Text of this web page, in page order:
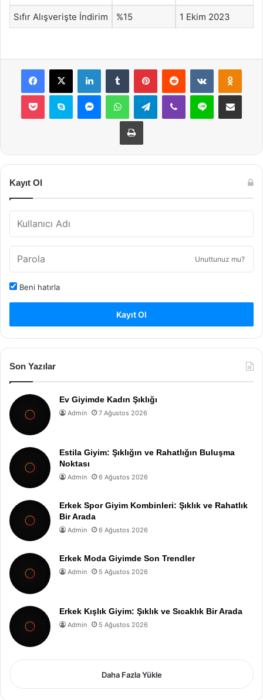
Sıfır Alışverişte İndirim %15 1 Ekim 2023
Facebook
X LinkedInTumblr PinterestReddit VKontakte
Pocket Skype MessengerWhatsAppTelegramViber Line E-Posta ile
Yazdır
Kayıt Ol
Unuttunuz mu?
Beni hatırla
Kayıt Ol
Son Yazılar
Ev Giyimde Kadın Şıklığı
Admin 7 Ağustos 2026
Estila Giyim: Şıklığın ve Rahatlığın Buluşma
Noktası
Admin 6 Ağustos 2026
Erkek Spor Giyim Kombinleri: Şıklık ve Rahatlık
Bir Arada
Admin 6 Ağustos 2026
Erkek Moda Giyimde Son Trendler
Admin 5 Ağustos 2026
Erkek Kışlık Giyim: Şıklık ve Sıcaklık Bir Arada
Admin 5 Ağustos 2026
Daha Fazla Yükle